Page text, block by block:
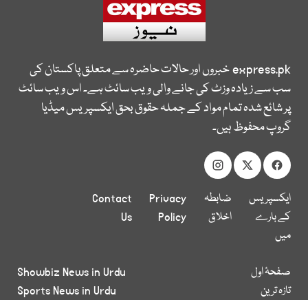
express.pkخبروں اور حالات حاضرہ سے متعلق پاکستان کی
سب سے زیادہ وزٹ کی جانے والی ویب سائٹ ہے۔ اس ویب سائٹ
پر شائع شدہ تمام مواد کے جملہ حقوق بحق ایکسپریس میڈیا
گروپ محفوظ ہیں۔
ایکسپریس
کے بارے
میں
ضابطہ
اخلاق
Privacy
Policy
Contact
Us
صفحۂ اول
تازہ ترین
Showbiz News in Urdu
Sports News in Urdu